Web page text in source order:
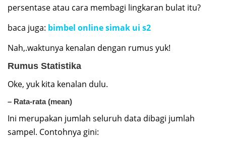
persentase atau cara membagi lingkaran bulat itu?
baca juga: bimbel online simak ui s2
Nah,.waktunya kenalan dengan rumus yuk!
Rumus Statistika
Oke, yuk kita kenalan dulu.
– Rata-rata (mean)
Ini merupakan jumlah seluruh data dibagi jumlah
sampel. Contohnya gini: